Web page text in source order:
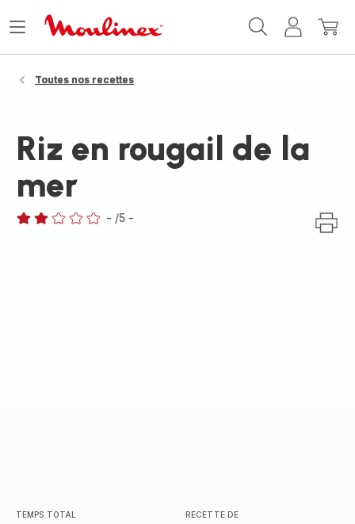
MonMon
Ouvrir
Toutes nos recettes
Riz en rougail de la
mer
- /5 -
TEMPS TOTAL RECETTE DE